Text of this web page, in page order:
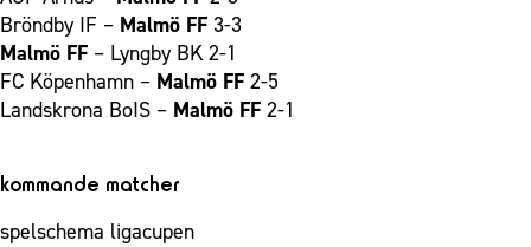
Grundskolefotboll mot rasismer
Skolakademier
Fonder
Policydokument
Personuppgiftspolicy
Bröndby IF – Malmö FF 3-3
Malmö FF – Lyngby BK 2-1
FC Köpenhamn – Malmö FF 2-5
Landskrona BoIS – Malmö FF 2-1
kommande matcher
spelschema ligacupen